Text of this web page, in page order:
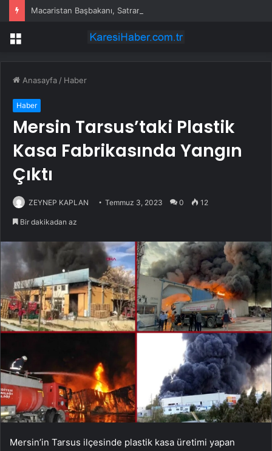
Menü
Anasayfa / Haber
Haber
Mersin Tarsus’taki Plastik
Kasa Fabrikasında Yangın
Çıktı
ZEYNEP KAPLAN Temmuz 3, 2023 0 12
Bir dakikadan az
Mersin’in Tarsus ilçesinde plastik kasa üretimi yapan